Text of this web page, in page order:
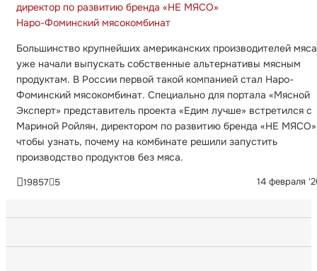
директор по развитию бренда «НЕ МЯСО»
Наро-Фоминский мясокомбинат
Большинство крупнейших американских производителей мяса
уже начали выпускать собственные альтернативы мясным
продуктам. В России первой такой компанией стал Наро-
Фоминский мясокомбинат. Специально для портала «Мясной
Эксперт» представитель проекта «Едим лучше» встретился с
Мариной Ройлян, директором по развитию бренда «НЕ
чтобы узнать, почему на комбинате решили запустить
производство продуктов без мяса.
14 февраля
19857 5